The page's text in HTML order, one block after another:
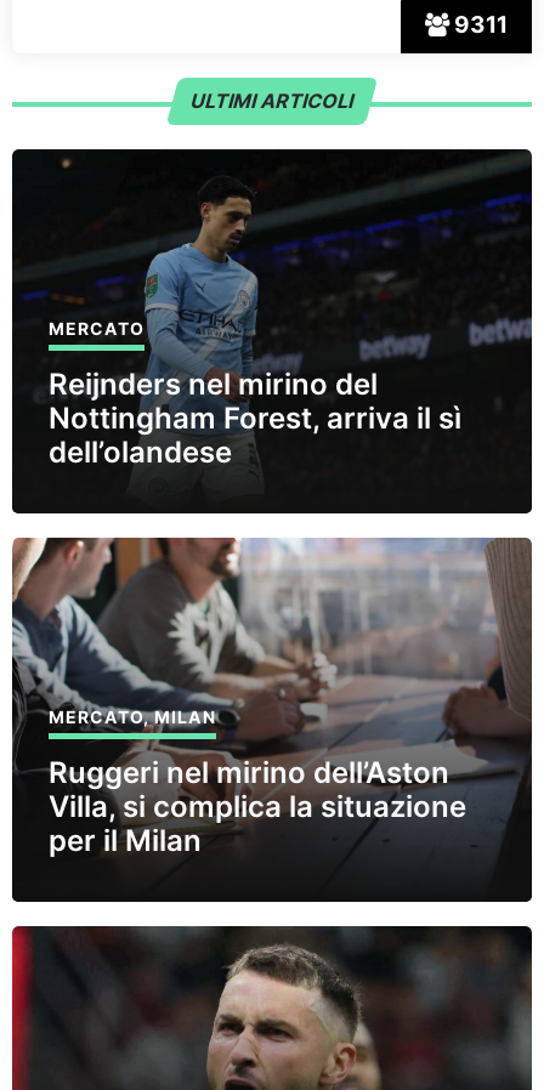
9311
ULTIMI ARTICOLI
MERCATO
Reijnders nel mirino del
Nottingham Forest, arriva il sì
dell’olandese
MERCATO,MILAN
Ruggeri nel mirino dell’Aston
Villa, si complica la situazione
per il Milan